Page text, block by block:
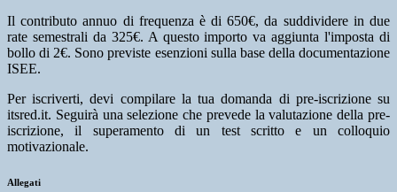
Il contributo annuo di frequenza è di 650€, da suddividere in due
rate semestrali da 325€. A questo importo va aggiunta l'imposta di
bollo di 2€. Sono previste esenzioni sulla base della documentazione
ISEE.
Per iscriverti, devi compilare la tua domanda di pre-iscrizione su
itsred.it. Seguirà una selezione che prevede la valutazione della pre-
iscrizione, il superamento di un test scritto e un colloquio
motivazionale.
Allegati